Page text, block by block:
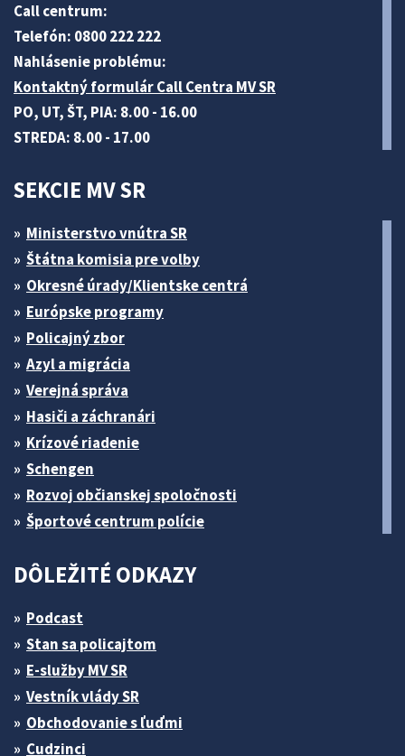
Call centrum:
Telefón: 0800 222 222
Nahlásenie problému:
Kontaktný formulár Call Centra MV SR
PO, UT, ŠT, PIA: 8.00 - 16.00
STREDA: 8.00 - 17.00
SEKCIE MV SR
Ministerstvo vnútra SR
Štátna komisia pre volby
Okresné úrady/Klientske centrá
Európske programy
Policajný zbor
Azyl a migrácia
Verejná správa
Hasiči a záchranári
Krízové riadenie
Schengen
Rozvoj občianskej spoločnosti
Športové centrum polície
DÔLEŽITÉ ODKAZY
Podcast
Stan sa policajtom
E-služby MV SR
Vestník vlády SR
Obchodovanie s ľuďmi
Cudzinci